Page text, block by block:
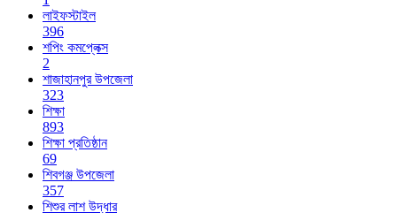
লাইফস্টাইল
396
শপিং কমপ্লেক্স
2
শাজাহানপুর উপজেলা
323
শিক্ষা
893
শিক্ষা প্রতিষ্ঠান
69
শিবগঞ্জ উপজেলা
357
শিশুর লাশ উদ্ধার